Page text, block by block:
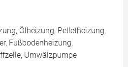
Ölheizung, Pelletheizung,
Fußbodenheizung,
Umwälzpumpe